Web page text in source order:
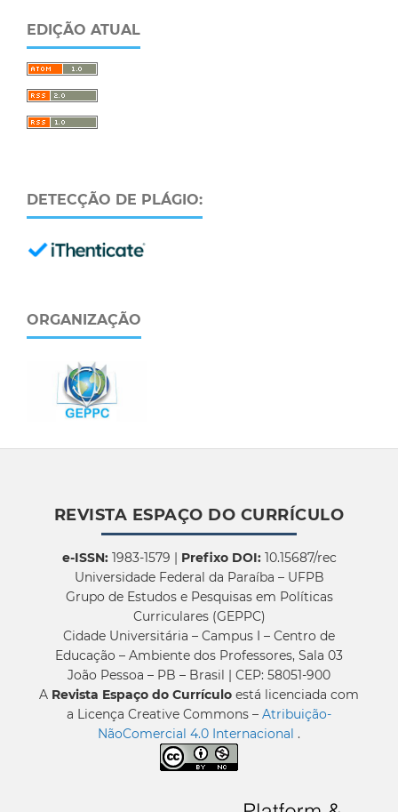
EDIÇÃO ATUAL
DETECÇÃO DE PLÁGIO:
ORGANIZAÇÃO
REVISTA ESPAÇO DO CURRÍCULO
e-ISSN:1983-1579 | Prefixo DOI:10.15687/rec
Universidade Federal da Paraíba – UFPB
Grupo de Estudos e Pesquisas em Políticas
Curriculares (GEPPC)
Cidade Universitária – Campus I – Centro de
Educação – Ambiente dos Professores, Sala 03
João Pessoa – PB – Brasil | CEP: 58051-900
A Revista Espaço do Currículo está licenciada com
a Licença Creative Commons – Atribuição-
NãoComercial 4.0 Internacional .